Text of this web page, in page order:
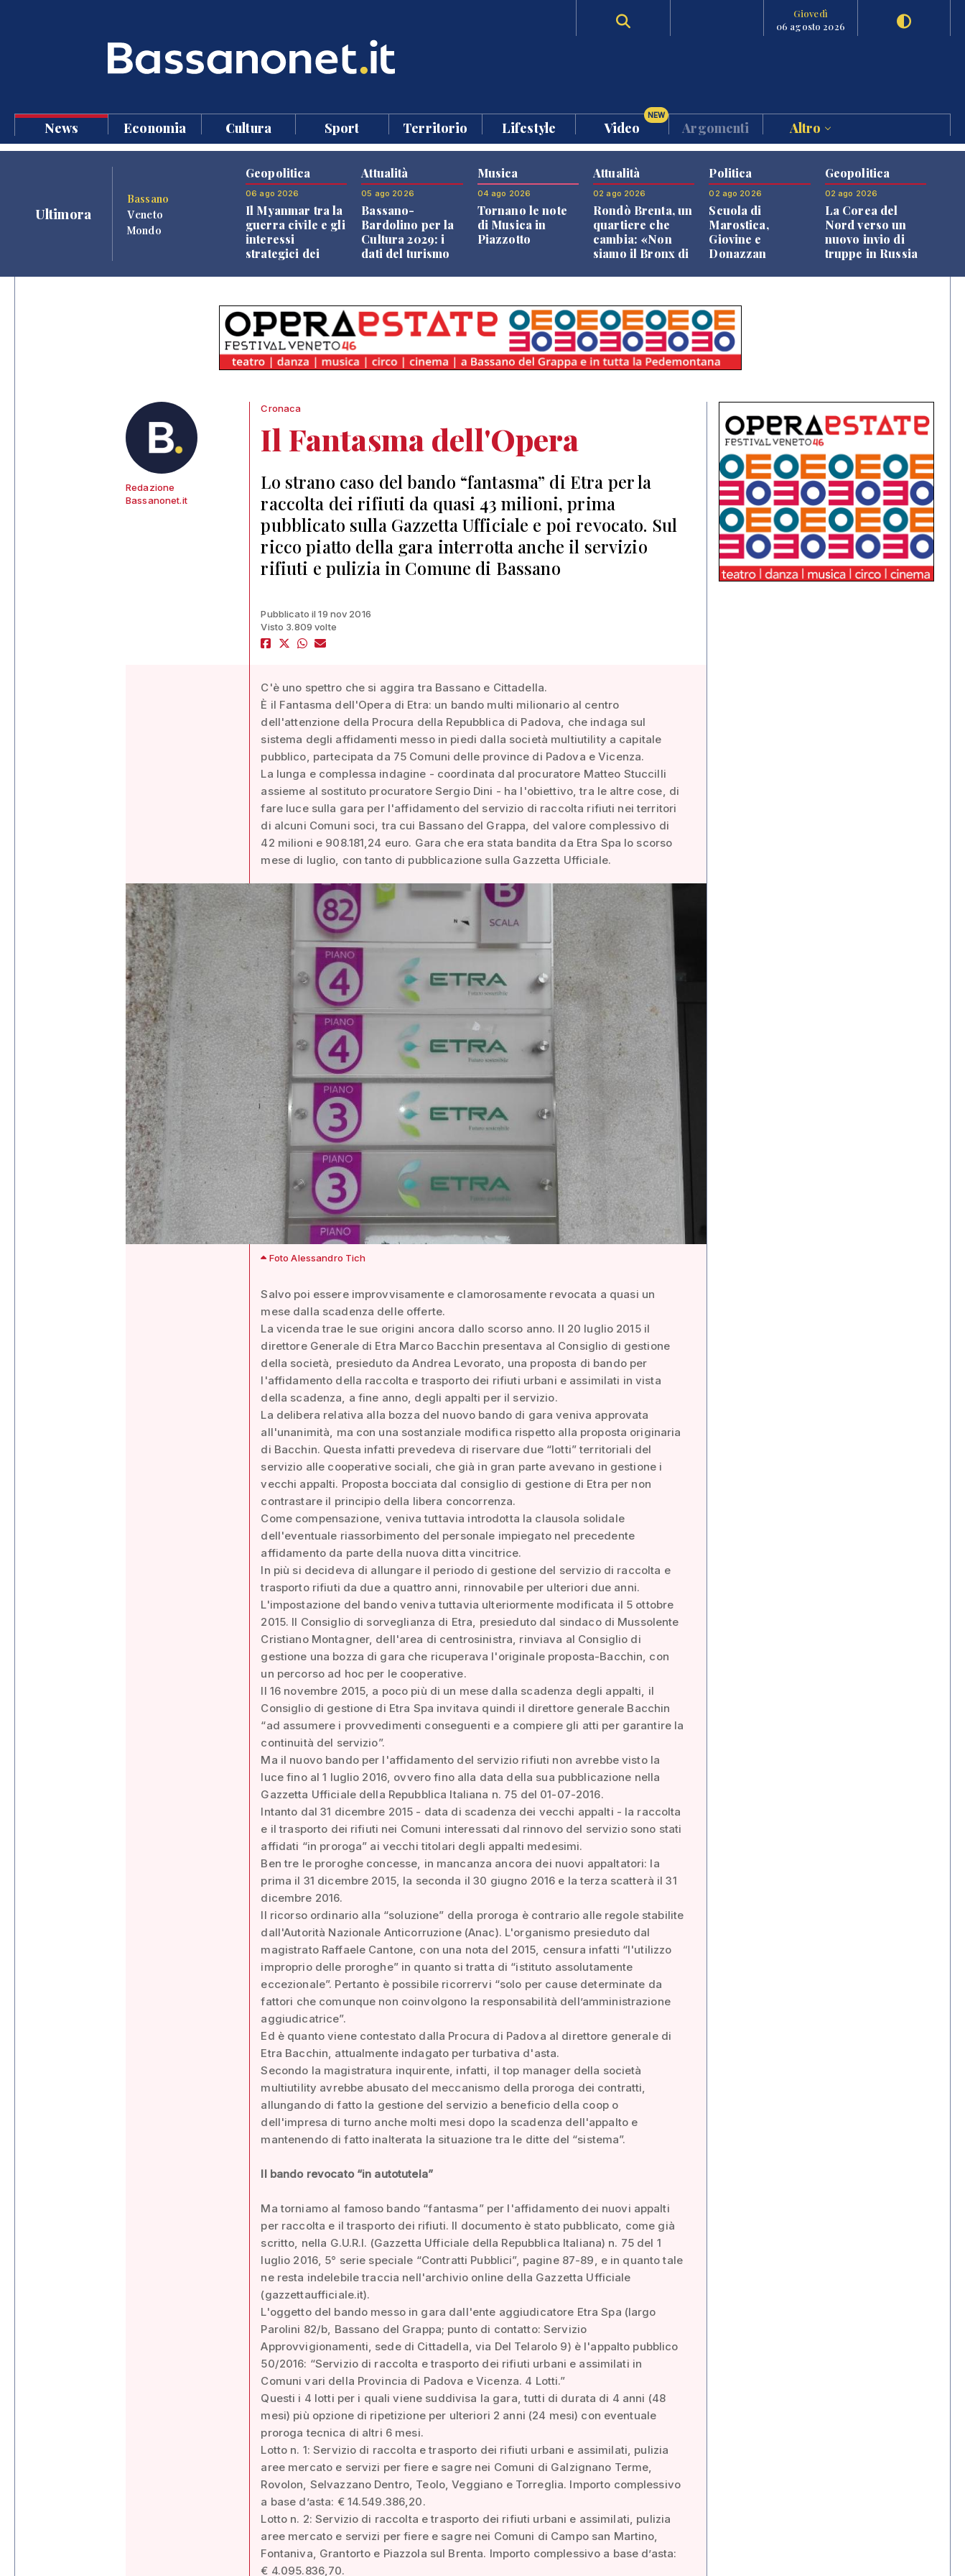
Giovedì
06 agosto 2026
News Economia Cultura Sport Territorio Lifestyle Video
NEW
Argomenti Altro
Ultimora
Bassano
Veneto
Mondo
Geopolitica
06 ago 2026
Il Myanmar tra la
guerra civile e gli
interessi
strategici dei
Attualità
05 ago 2026
Bassano-
Bardolino per la
Cultura 2029: i
dati del turismo
Musica
04 ago 2026
Tornano le note
di Musica in
Piazzotto
Attualità
02 ago 2026
Rondò Brenta, un
quartiere che
cambia: «Non
siamo il Bronx di
Politica
02 ago 2026
Scuola di
Marostica,
Giovine e
Donazzan
Geopolitica
02 ago 2026
La Corea del
Nord verso un
nuovo invio di
truppe in Russia
Redazione
Bassanonet.it
Cronaca
Il Fantasma dell'Opera
Lo strano caso del bando “fantasma” di Etra per la
raccolta dei rifiuti da quasi 43 milioni, prima
pubblicato sulla Gazzetta Ufficiale e poi revocato. Sul
ricco piatto della gara interrotta anche il servizio
rifiuti e pulizia in Comune di Bassano
Pubblicato il 19 nov 2016
Visto 3.809 volte
C'è uno spettro che si aggira tra Bassano e Cittadella.
È il Fantasma dell'Opera di Etra: un bando multi milionario al centro
dell'attenzione della Procura della Repubblica di Padova, che indaga sul
sistema degli affidamenti messo in piedi dalla società multiutility a capitale
pubblico, partecipata da 75 Comuni delle province di Padova e Vicenza.
La lunga e complessa indagine - coordinata dal procuratore Matteo Stuccilli
assieme al sostituto procuratore Sergio Dini - ha l'obiettivo, tra le altre cose, di
fare luce sulla gara per l'affidamento del servizio di raccolta rifiuti nei territori
di alcuni Comuni soci, tra cui Bassano del Grappa, del valore complessivo di
42 milioni e 908.181,24 euro. Gara che era stata bandita da Etra Spa lo scorso
mese di luglio, con tanto di pubblicazione sulla Gazzetta Ufficiale.
Foto Alessandro Tich
Salvo poi essere improvvisamente e clamorosamente revocata a quasi un
mese dalla scadenza delle offerte.
La vicenda trae le sue origini ancora dallo scorso anno. Il 20 luglio 2015 il
direttore Generale di Etra Marco Bacchin presentava al Consiglio di gestione
della società, presieduto da Andrea Levorato, una proposta di bando per
l'affidamento della raccolta e trasporto dei rifiuti urbani e assimilati in vista
della scadenza, a fine anno, degli appalti per il servizio.
La delibera relativa alla bozza del nuovo bando di gara veniva approvata
all'unanimità, ma con una sostanziale modifica rispetto alla proposta originaria
di Bacchin. Questa infatti prevedeva di riservare due “lotti” territoriali del
servizio alle cooperative sociali, che già in gran parte avevano in gestione i
vecchi appalti. Proposta bocciata dal consiglio di gestione di Etra per non
contrastare il principio della libera concorrenza.
Come compensazione, veniva tuttavia introdotta la clausola solidale
dell'eventuale riassorbimento del personale impiegato nel precedente
affidamento da parte della nuova ditta vincitrice.
In più si decideva di allungare il periodo di gestione del servizio di raccolta e
trasporto rifiuti da due a quattro anni, rinnovabile per ulteriori due anni.
L'impostazione del bando veniva tuttavia ulteriormente modificata il 5 ottobre
2015. Il Consiglio di sorveglianza di Etra, presieduto dal sindaco di Mussolente
Cristiano Montagner, dell'area di centrosinistra, rinviava al Consiglio di
gestione una bozza di gara che ricuperava l'originale proposta-Bacchin, con
un percorso ad hoc per le cooperative.
Il 16 novembre 2015, a poco più di un mese dalla scadenza degli appalti, il
Consiglio di gestione di Etra Spa invitava quindi il direttore generale Bacchin
“ad assumere i provvedimenti conseguenti e a compiere gli atti per garantire la
continuità del servizio”.
Ma il nuovo bando per l'affidamento del servizio rifiuti non avrebbe visto la
luce fino al 1 luglio 2016, ovvero fino alla data della sua pubblicazione nella
Gazzetta Ufficiale della Repubblica Italiana n. 75 del 01-07-2016.
Intanto dal 31 dicembre 2015 - data di scadenza dei vecchi appalti - la raccolta
e il trasporto dei rifiuti nei Comuni interessati dal rinnovo del servizio sono stati
affidati “in proroga” ai vecchi titolari degli appalti medesimi.
Ben tre le proroghe concesse, in mancanza ancora dei nuovi appaltatori: la
prima il 31 dicembre 2015, la seconda il 30 giugno 2016 e la terza scatterà il 31
dicembre 2016.
Il ricorso ordinario alla “soluzione” della proroga è contrario alle regole stabilite
dall'Autorità Nazionale Anticorruzione (Anac). L'organismo presieduto dal
magistrato Raffaele Cantone, con una nota del 2015, censura infatti “l'utilizzo
improprio delle proroghe” in quanto si tratta di “istituto assolutamente
eccezionale”. Pertanto è possibile ricorrervi “solo per cause determinate da
fattori che comunque non coinvolgono la responsabilità dell’amministrazione
aggiudicatrice”.
Ed è quanto viene contestato dalla Procura di Padova al direttore generale di
Etra Bacchin, attualmente indagato per turbativa d'asta.
Secondo la magistratura inquirente, infatti, il top manager della società
multiutility avrebbe abusato del meccanismo della proroga dei contratti,
allungando di fatto la gestione del servizio a beneficio della coop o
dell'impresa di turno anche molti mesi dopo la scadenza dell'appalto e
mantenendo di fatto inalterata la situazione tra le ditte del “sistema”.
Il bando revocato “in autotutela”
Ma torniamo al famoso bando “fantasma” per l'affidamento dei nuovi appalti
per raccolta e il trasporto dei rifiuti. Il documento è stato pubblicato, come già
scritto, nella G.U.R.I. (Gazzetta Ufficiale della Repubblica Italiana) n. 75 del 1
luglio 2016, 5° serie speciale “Contratti Pubblici”, pagine 87-89, e in quanto tale
ne resta indelebile traccia nell'archivio online della Gazzetta Ufficiale
(gazzettaufficiale.it).
L'oggetto del bando messo in gara dall'ente aggiudicatore Etra Spa (largo
Parolini 82/b, Bassano del Grappa; punto di contatto: Servizio
Approvvigionamenti, sede di Cittadella, via Del Telarolo 9) è l'appalto pubblico
50/2016: “Servizio di raccolta e trasporto dei rifiuti urbani e assimilati in
Comuni vari della Provincia di Padova e Vicenza. 4 Lotti.”
Questi i 4 lotti per i quali viene suddivisa la gara, tutti di durata di 4 anni (48
mesi) più opzione di ripetizione per ulteriori 2 anni (24 mesi) con eventuale
proroga tecnica di altri 6 mesi.
Lotto n. 1: Servizio di raccolta e trasporto dei rifiuti urbani e assimilati, pulizia
aree mercato e servizi per fiere e sagre nei Comuni di Galzignano Terme,
Rovolon, Selvazzano Dentro, Teolo, Veggiano e Torreglia. Importo complessivo
a base d’asta: € 14.549.386,20.
Lotto n. 2: Servizio di raccolta e trasporto dei rifiuti urbani e assimilati, pulizia
aree mercato e servizi per fiere e sagre nei Comuni di Campo san Martino,
Fontaniva, Grantorto e Piazzola sul Brenta. Importo complessivo a base d’asta:
€ 4.095.836,70.